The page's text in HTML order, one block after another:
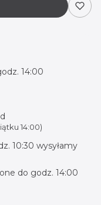
14:00
14:00)
10:30 wysyłamy
do godz. 14:00